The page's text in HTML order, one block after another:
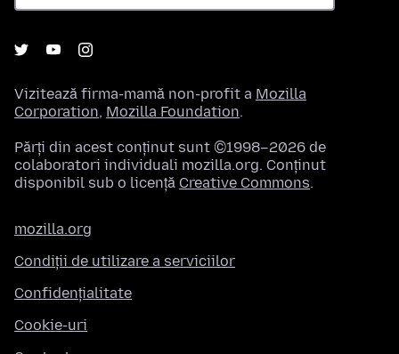
Vizitează firma-mamă non-profit a Mozilla
Corporation, Mozilla Foundation.
Părți din acest conținut sunt ©1998–2026 de
colaboratori individuali mozilla.org. Conținut
disponibil sub o licență Creative Commons.
mozilla.org
Condiții de utilizare a serviciilor
Confidențialitate
Cookie-uri